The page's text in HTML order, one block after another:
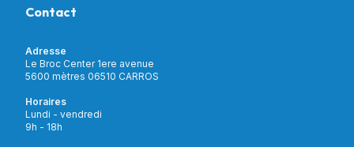
Puériculture
Incontinence
Soins & Diagnostic
Aide à la mobilité
Matériel de location
Nouveautés
Notre catalogue
Mon compte
Livraison et paiement
Contact
Adresse
Le Broc Center 1ere avenue
5600 mètres 06510 CARROS
Horaires
Lundi - vendredi
9h - 18h